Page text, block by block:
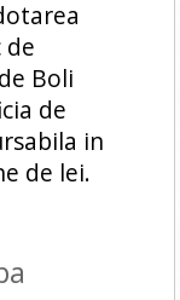
Boli
de
in
de lei.